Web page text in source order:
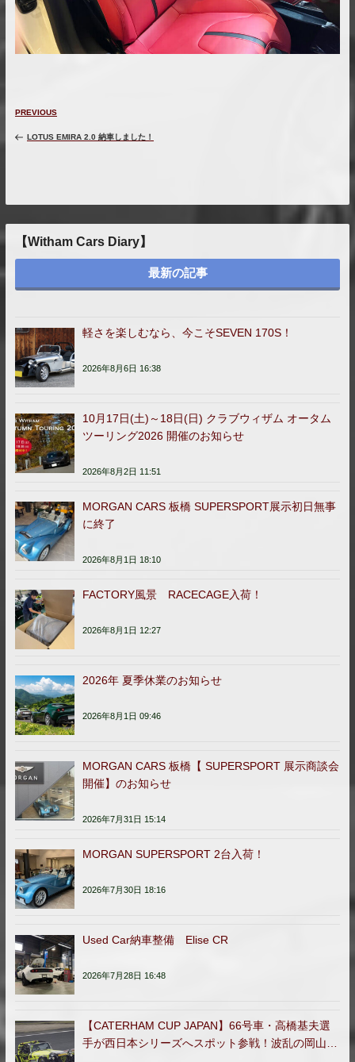
稿
ナ
シ
ン
Previous
Post
PREVIOUS
LOTUS EMIRA 2.0 納車しました！
【Witham Cars Diary】
最新の記事
軽さを楽しむなら、今こそSEVEN 170S！
2026年8月6日 16:38
10月17日(土)～18日(日) クラブウィザム オータム
ツーリング2026 開催のお知らせ
2026年8月2日 11:51
MORGAN CARS 板橋 SUPERSPORT展示初日無事
に終了
2026年8月1日 18:10
FACTORY風景 RACECAGE入荷！
2026年8月1日 12:27
2026年 夏季休業のお知らせ
2026年8月1日 09:46
MORGAN CARS 板橋【 SUPERSPORT 展示商談会
開催】のお知らせ
2026年7月31日 15:14
MORGAN SUPERSPORT 2台入荷！
2026年7月30日 18:16
Used Car納車整備 Elise CR
2026年7月28日 16:48
【CATERHAM CUP JAPAN】66号車・高橋基夫選
手が西日本シリーズへスポット参戦！波乱の岡山ラ